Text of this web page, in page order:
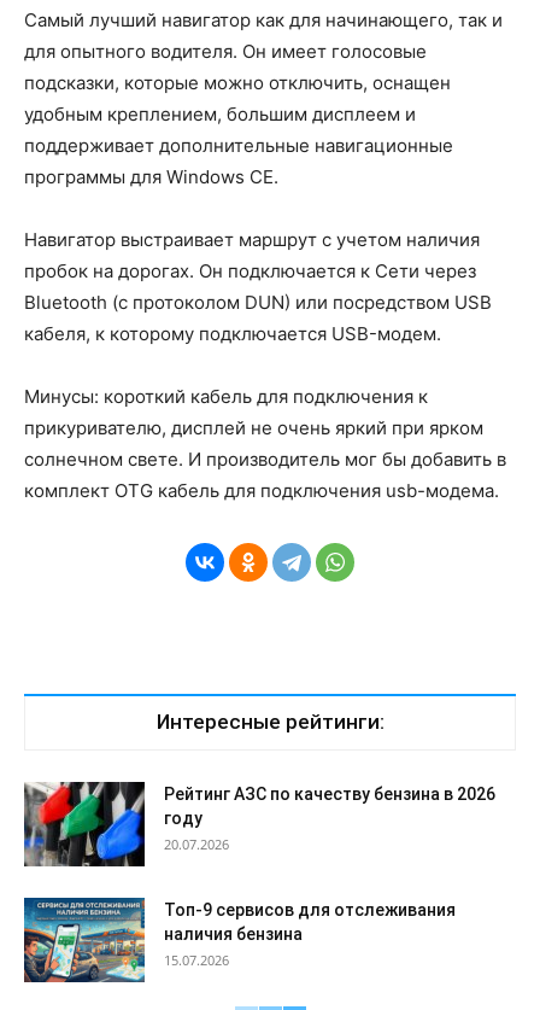
Самый лучший навигатор как для начинающего, так и
для опытного водителя. Он имеет голосовые
подсказки, которые можно отключить, оснащен
удобным креплением, большим дисплеем и
поддерживает дополнительные навигационные
программы для Windows CE.
Навигатор выстраивает маршрут с учетом наличия
пробок на дорогах. Он подключается к Сети через
Bluetooth (с протоколом DUN) или посредством USB
кабеля, к которому подключается USB-модем.
Минусы: короткий кабель для подключения к
прикуривателю, дисплей не очень яркий при ярком
солнечном свете. И производитель мог бы добавить в
комплект OTG кабель для подключения usb-модема.
Интересные рейтинги:
Рейтинг АЗС по качеству бензина в 2026
году
20.07.2026
Топ-9 сервисов для отслеживания
наличия бензина
15.07.2026